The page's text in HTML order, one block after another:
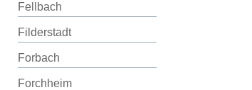
Fellbach
Filderstadt
Forbach
Forchheim